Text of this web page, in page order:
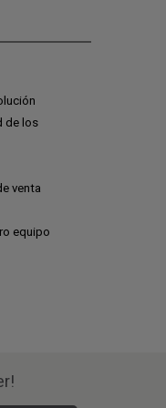
de los
venta
equipo